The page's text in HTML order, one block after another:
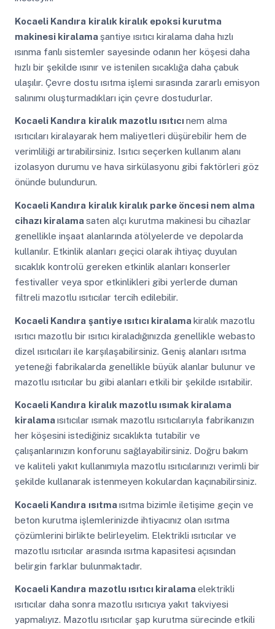
Kocaeli Kandıra kiralık kiralık epoksi kurutma
makinesi kiralama şantiye ısıtıcı kiralama daha hızlı
ısınma fanlı sistemler sayesinde odanın her köşesi daha
hızlı bir şekilde ısınır ve istenilen sıcaklığa daha çabuk
ulaşılır. Çevre dostu ısıtma işlemi sırasında zararlı emisyon
salınımı oluşturmadıkları için çevre dostudurlar.
Kocaeli Kandıra kiralık mazotlu ısıtıcınem alma
ısıtıcıları kiralayarak hem maliyetleri düşürebilir hem de
verimliliği artırabilirsiniz. Isıtıcı seçerken kullanım alanı
izolasyon durumu ve hava sirkülasyonu gibi faktörleri göz
önünde bulundurun.
Kocaeli Kandıra kiralık kiralık parke öncesi nem alma
cihazı kiralamasaten alçı kurutma makinesi bu cihazlar
genellikle inşaat alanlarında atölyelerde ve depolarda
kullanılır. Etkinlik alanları geçici olarak ihtiyaç duyulan
sıcaklık kontrolü gereken etkinlik alanları konserler
festivaller veya spor etkinlikleri gibi yerlerde duman
filtreli mazotlu ısıtıcılar tercih edilebilir.
Kocaeli Kandıra şantiye ısıtıcı kiralamakiralık mazotlu
ısıtıcı mazotlu bir ısıtıcı kiraladığınızda genellikle webasto
dizel ısıtıcıları ile karşılaşabilirsiniz. Geniş alanları ısıtma
yeteneği fabrikalarda genellikle büyük alanlar bulunur ve
mazotlu ısıtıcılar bu gibi alanları etkili bir şekilde ısıtabilir.
Kocaeli Kandıra kiralık mazotlu ısımak kiralama
kiralamaısıtıcılar ısımak mazotlu ısıtıcılarıyla fabrikanızın
her köşesini istediğiniz sıcaklıkta tutabilir ve
çalışanlarınızın konforunu sağlayabilirsiniz. Doğru bakım
ve kaliteli yakıt kullanımıyla mazotlu ısıtıcılarınızı verimli bir
şekilde kullanarak istenmeyen kokulardan kaçınabilirsiniz.
Kocaeli Kandıra ısıtmaısıtma bizimle iletişime geçin ve
beton kurutma işlemlerinizde ihtiyacınız olan ısıtma
çözümlerini birlikte belirleyelim. Elektrikli ısıtıcılar ve
mazotlu ısıtıcılar arasında ısıtma kapasitesi açısından
belirgin farklar bulunmaktadır.
Kocaeli Kandıra mazotlu ısıtıcı kiralamaelektrikli
ısıtıcılar daha sonra mazotlu ısıtıcıya yakıt takviyesi
yapmalıyız. Mazotlu ısıtıcılar şap kurutma sürecinde etkili